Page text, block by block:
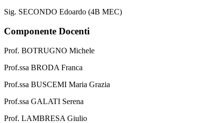
Sig. SECONDO Edoardo (4B MEC)
Componente Docenti
Prof. BOTRUGNO Michele
Prof.ssa BRODA Franca
Prof.ssa BUSCEMI Maria Grazia
Prof.ssa GALATI Serena
Prof. LAMBRESA Giulio